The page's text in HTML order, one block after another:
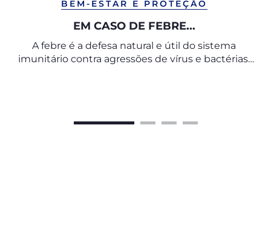
BEM-ESTAR E PROTEÇÃO
EM CASO DE FEBRE...
A febre é a defesa natural e útil do sistema
imunitário contra agressões de vírus e bactérias,